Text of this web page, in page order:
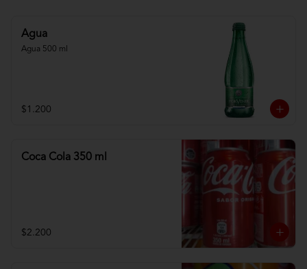
Agua
Agua 500 ml
$1.200
Coca Cola 350 ml
$2.200